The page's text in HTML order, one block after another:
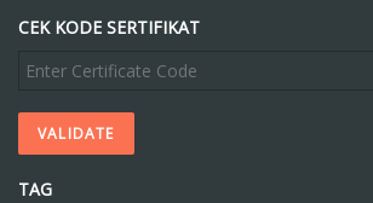
CEK KODE SERTIFIKAT
TAG